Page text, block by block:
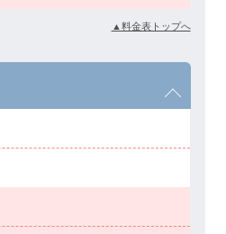
▲料金表トップへ